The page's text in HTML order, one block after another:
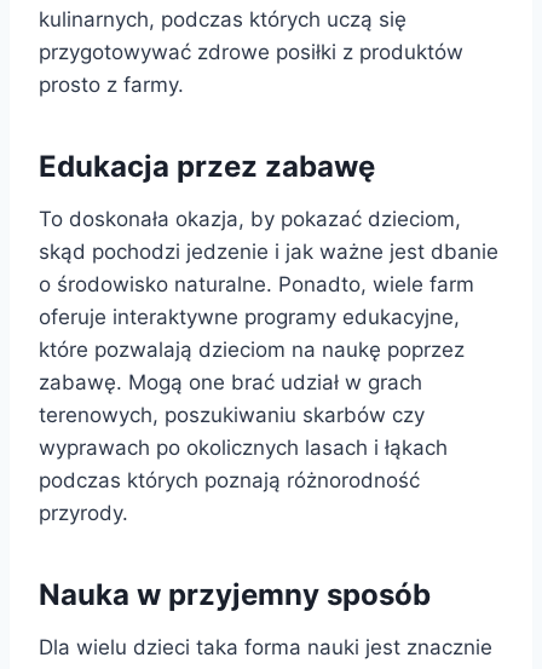
kulinarnych, podczas których uczą się
przygotowywać zdrowe posiłki z produktów
prosto z farmy.
Edukacja przez zabawę
To doskonała okazja, by pokazać dzieciom,
skąd pochodzi jedzenie i jak ważne jest dbanie
o środowisko naturalne. Ponadto, wiele farm
oferuje interaktywne programy edukacyjne,
które pozwalają dzieciom na naukę poprzez
zabawę. Mogą one brać udział w grach
terenowych, poszukiwaniu skarbów czy
wyprawach po okolicznych lasach i łąkach
podczas których poznają różnorodność
przyrody.
Nauka w przyjemny sposób
Dla wielu dzieci taka forma nauki jest znacznie